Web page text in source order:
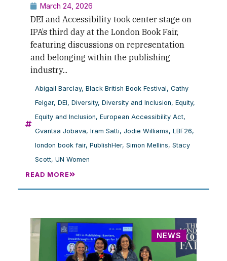
March 24, 2026
DEI and Accessibility took center stage on
IPA’s third day at the London Book Fair,
featuring discussions on representation
and belonging within the publishing
industry...
Abigail Barclay, Black British Book Festival, Cathy
Felgar, DEI, Diversity, Diversity and Inclusion, Equity,
Equity and Inclusion, European Accessibility Act,
Gvantsa Jobava, Iram Satti, Jodie Williams, LBF26,
london book fair, PublishHer, Simon Mellins, Stacy
Scott, UN Women
READ MORE
NEWS